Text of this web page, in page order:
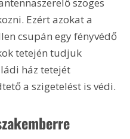
Ezért azokat a
csupán egy fényvédő
tetején tudjuk
ház tetejét
a szigetelést is védi.